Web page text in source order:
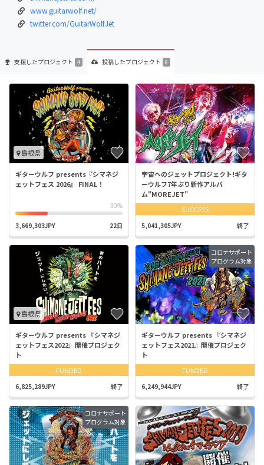
www.guitarwolf.net/
twitter.com/GuitarWolfJet
支援したプロジェクト 4 投稿したプロジェクト 6
島根県
ギターウルフ presents『シマネジ
ェットフェス 2026』 FINAL！
30%
3,669,303JPY 22日
宇宙へのジェットプロジェクト!ギタ
ーウルフ7年ぶり新作アルバ
ム"MOREJET"
SUCCESS
5,041,305JPY 終了
島根県
ギターウルフ presents 『シマネジ
ェットフェス2022』開催プロジェク
ト
FUNDED
6,825,289JPY 終了
コロナサポート
プログラム対象
ギターウルフ presents 『シマネジ
ェットフェス2021』開催プロジェク
ト
FUNDED
6,249,944JPY 終了
コロナサポート
プログラム対象